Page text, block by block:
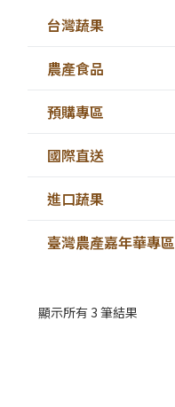
台灣蔬果
農產食品
預購專區
國際直送
進口蔬果
臺灣農產嘉年華專區
顯示所有 3 筆結果